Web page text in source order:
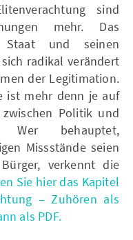
sind
mehr. Das
Staat und seinen
radikal verändert
der Legitimation.
ist mehr denn je auf
Politik und
Wer behauptet,
Missstände seien
verkennt die
Sie hier das Kapitel
– Zuhören als
als PDF.